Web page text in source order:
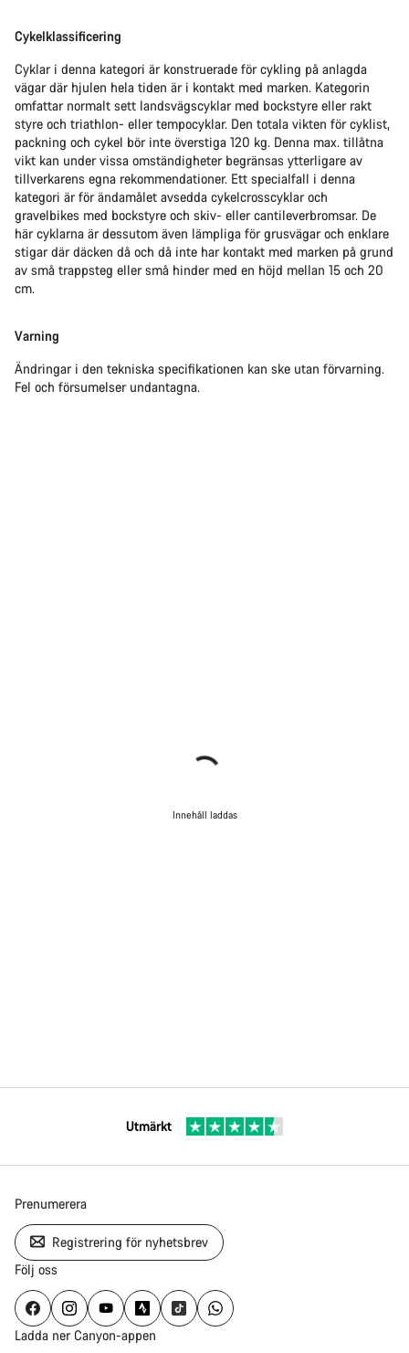
Cykelklassificering
Cyklar i denna kategori är konstruerade för cykling på anlagda
vägar där hjulen hela tiden är i kontakt med marken. Kategorin
omfattar normalt sett landsvägscyklar med bockstyre eller rakt
styre och triathlon- eller tempocyklar. Den totala vikten för cyklist,
packning och cykel bör inte överstiga 120 kg. Denna max. tillåtna
vikt kan under vissa omständigheter begränsas ytterligare av
tillverkarens egna rekommendationer. Ett specialfall i denna
kategori är för ändamålet avsedda cykelcrosscyklar och
gravelbikes med bockstyre och skiv- eller cantileverbromsar. De
här cyklarna är dessutom även lämpliga för grusvägar och enklare
stigar där däcken då och då inte har kontakt med marken på grund
av små trappsteg eller små hinder med en höjd mellan 15 och 20
cm.
Varning
Ändringar i den tekniska specifikationen kan ske utan förvarning.
Fel och försumelser undantagna.
Innehåll laddas
Utmärkt
Prenumerera
Registrering för nyhetsbrev
Följ oss
Ladda ner Canyon-appen